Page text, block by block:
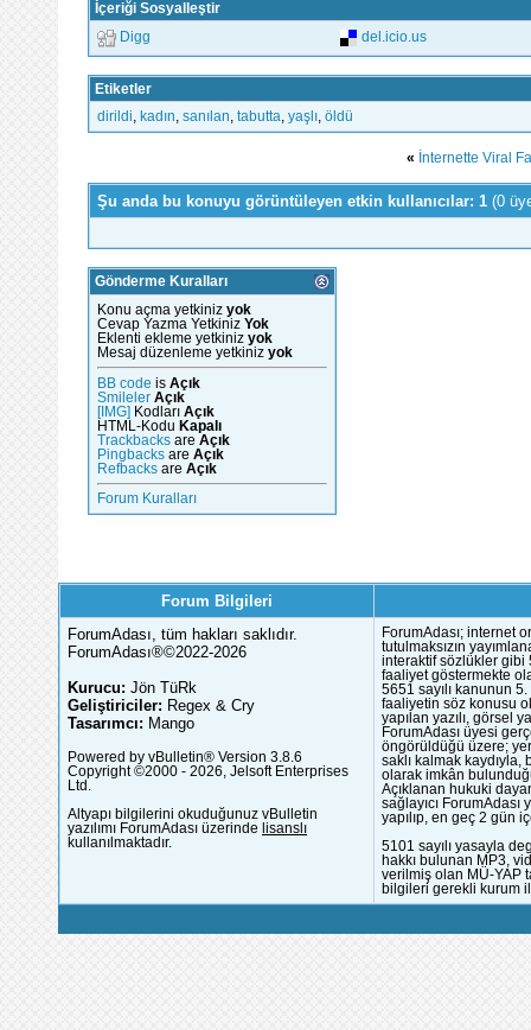
İçeriği Sosyalleştir
Digg del.icio.us
Etiketler
dirildi
kadın sanılan tabutta yaşlı öldü
« İnternette Viral
Şu anda bu konuyu görüntüleyen etkin kullanıcılar: 1 (0
Gönderme Kuralları
Konu açma yetkiniz yok
Cevap Yazma Yetkiniz Yok
Eklenti ekleme yetkiniz yok
Mesaj düzenleme yetkiniz yok
BB code is Açık
Smileler Açık
[IMG] Kodları Açık
HTML-Kodu Kapalı
Trackbacks are Açık
Pingbacks are Açık
Refbacks are Açık
Forum Kuralları
Forum Bilgileri
ForumAdası, tüm hakları saklıdır.
ForumAdası®©2022-2026
Kurucu: Jön TüRk
Geliştiriciler: Regex & Cry
Tasarımcı: Mango
Powered by vBulletin® Version 3.8.6
Copyright ©2000 - 2026, Jelsoft Enterprises
Ltd.
Altyapı bilgilerini okuduğunuz vBulletin
yazılımı ForumAdası üzerinde lisanslı
kullanılmaktadır.
ForumAdası; internet
tutulmaksızın
interaktif sözlükler gibi
faaliyet göstermekte
5651 sayılı kanunun
faaliyetin söz konusu
yapılan yazılı, görsel
ForumAdası üyesi
öngörüldüğü üzere;
saklı kalmak
olarak imkân
Açıklanan hukuki
sağlayıcı
yapılıp, en geç 2 gün
5101 sayılı yasayla
hakkı bulunan MP3,
verilmiş olan MÜ-YAP
bilgileri gerekli kurum